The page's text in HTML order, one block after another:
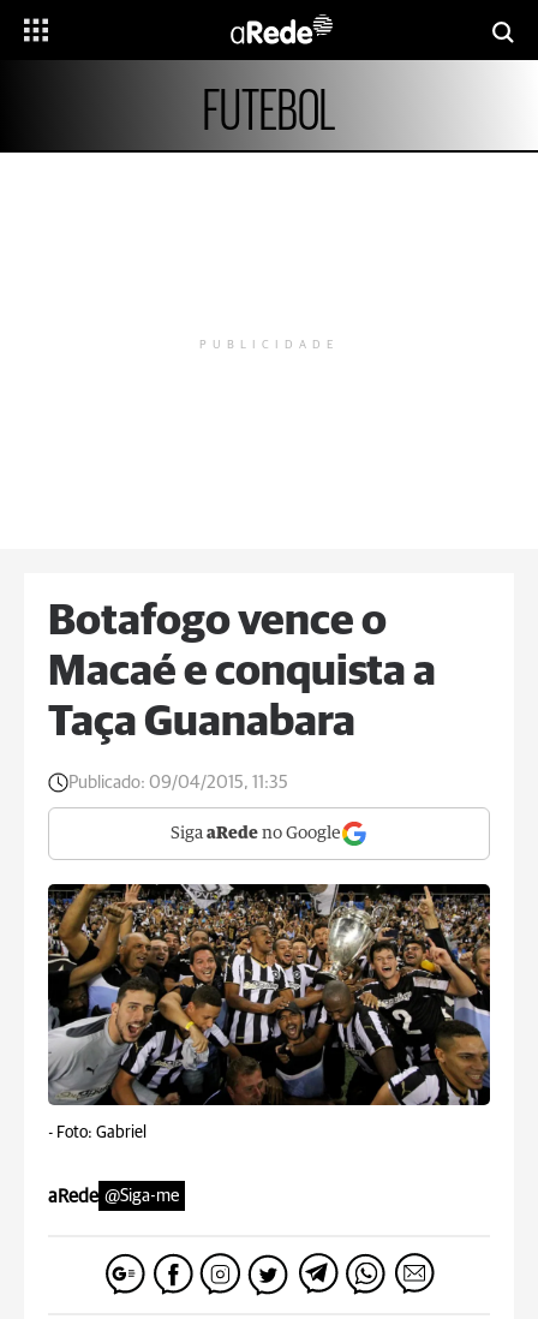
FUTEBOL
PUBLICIDADE
Botafogo vence o
Macaé e conquista a
Taça Guanabara
Publicado: 09/04/2015, 11:35
Siga aRede no Google
- Foto: Gabriel
aRede @Siga-me